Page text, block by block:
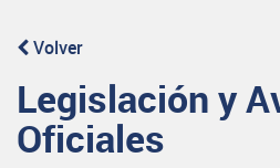
Volver
Legislación y
Oficiales